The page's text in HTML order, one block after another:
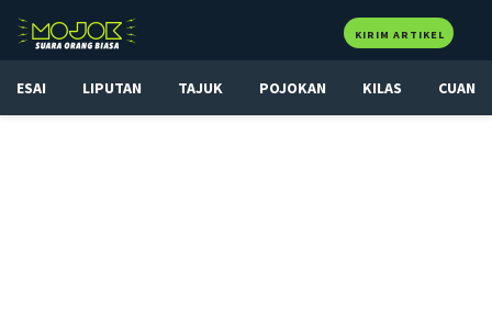
KIRIM ARTIKEL
ESAI LIPUTAN TAJUK POJOKAN KILAS CUAN